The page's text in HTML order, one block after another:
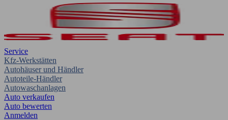
Service
Kfz-Werkstätten
Autohäuser und Händler
Autoteile-Händler
Autowaschanlagen
Auto verkaufen
Auto bewerten
Anmelden